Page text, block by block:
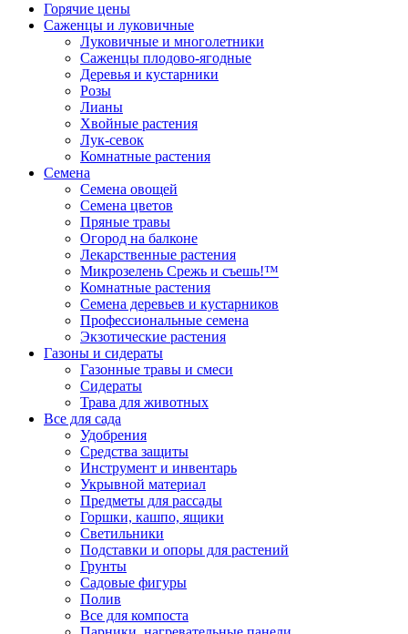
Горячие цены
Саженцы и луковичные
Луковичные и многолетники
Саженцы плодово-ягодные
Деревья и кустарники
Розы
Лианы
Хвойные растения
Лук-севок
Комнатные растения
Семена
Семена овощей
Семена цветов
Пряные травы
Огород на балконе
Лекарственные растения
Микрозелень Срежь и съешь!™
Комнатные растения
Семена деревьев и кустарников
Профессиональные семена
Экзотические растения
Газоны и сидераты
Газонные травы и смеси
Сидераты
Трава для животных
Все для сада
Удобрения
Средства защиты
Инструмент и инвентарь
Укрывной материал
Предметы для рассады
Горшки, кашпо, ящики
Светильники
Подставки и опоры для растений
Грунты
Садовые фигуры
Полив
Все для компоста